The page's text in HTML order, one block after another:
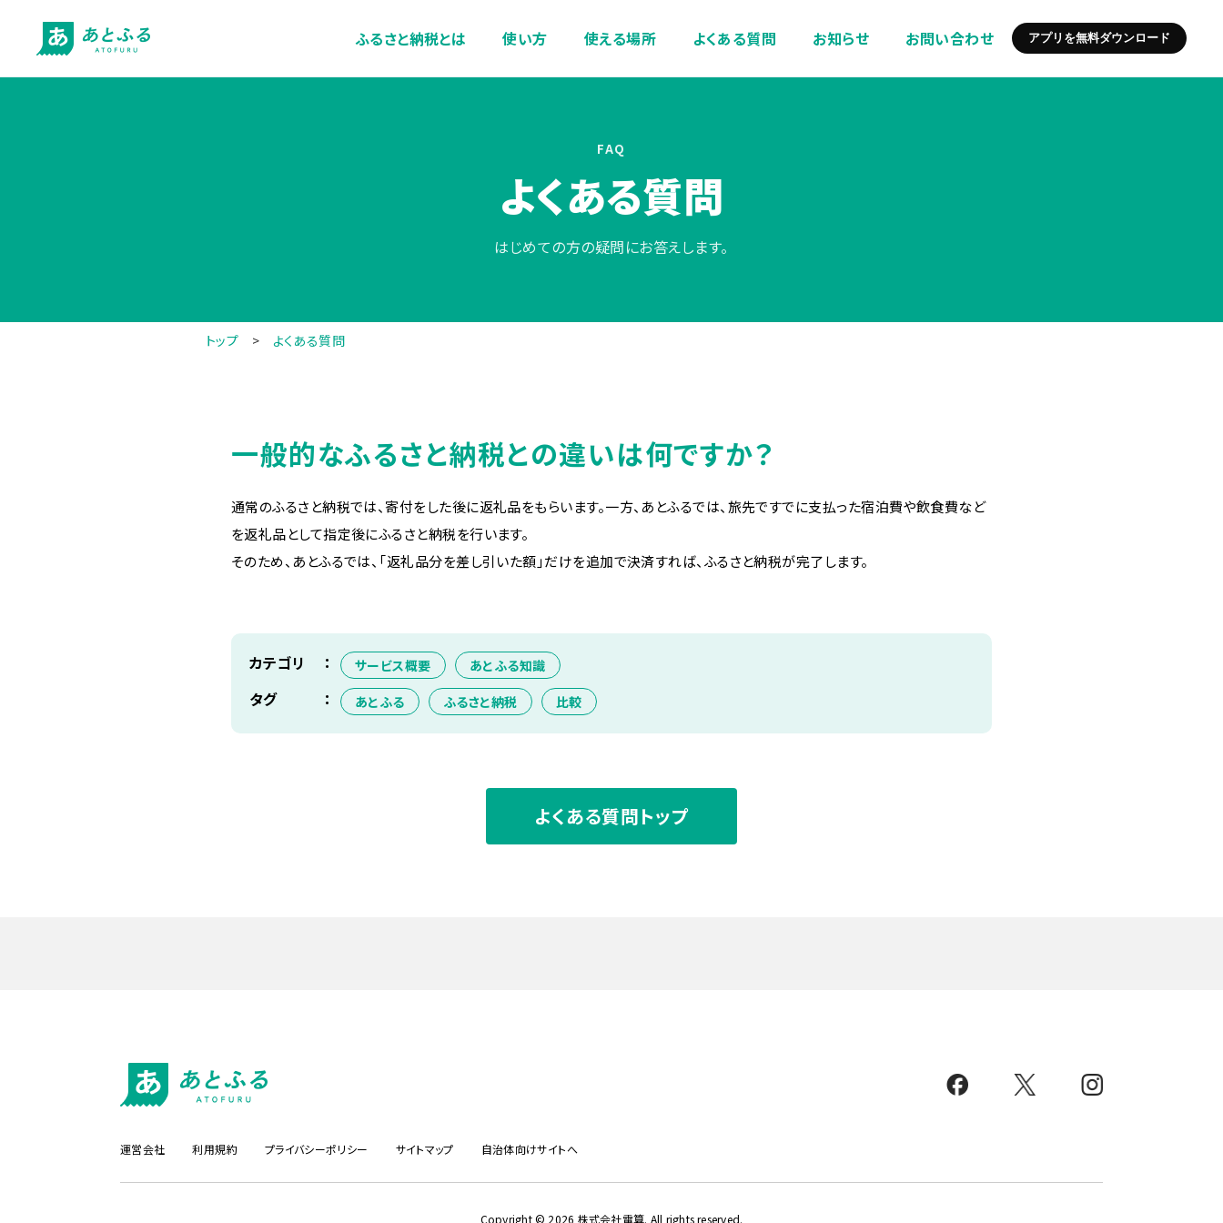
ふるさと納税とは 使い方 使える場所 よくある質問 お知らせ お問い合わせ アプリを無料ダウンロード
FAQ
よくある質問
はじめての方の疑問にお答えします。
トップ > よくある質問
一般的なふるさと納税との違いは何ですか？
通常のふるさと納税では、寄付をした後に返礼品をもらいます。一方、あとふるでは、旅先ですでに支払った宿泊費や飲食費など
を返礼品として指定後にふるさと納税を行います。
そのため、あとふるでは、「返礼品分を差し引いた額」だけを追加で決済すれば、ふるさと納税が完了します。
カテゴリ サービス概要 あとふる知識
タグ あとふる ふるさと納税 比較
よくある質問トップ
運営会社 利用規約 プライバシーポリシー サイトマップ 自治体向けサイトへ
Copyright © 2026 株式会社電算. All rights reserved.